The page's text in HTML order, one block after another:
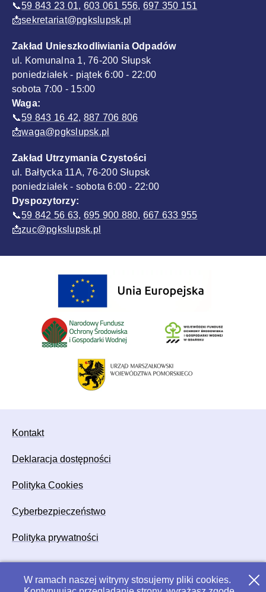
📞59 843 23 01, 603 061 556, 697 350 151
📩sekretariat@pgkslupsk.pl
Zakład Unieszkodliwiania Odpadów
ul. Komunalna 1, 76-200 Słupsk
poniedziałek - piątek 6:00 - 22:00
sobota 7:00 - 15:00
Waga:
📞59 843 16 42, 887 706 806
📩waga@pgkslupsk.pl
Zakład Utrzymania Czystości
ul. Bałtycka 11A, 76-200 Słupsk
poniedziałek - sobota 6:00 - 22:00
Dyspozytorzy:
📞59 842 56 63, 695 900 880, 667 633 955
📩zuc@pgkslupsk.pl
Sponsorzy
Kontakt
Deklaracja dostępności
Polityka Cookies
Cyberbezpieczeństwo
Polityka prywatności
W ramach naszej witryny stosujemy pliki cookies.